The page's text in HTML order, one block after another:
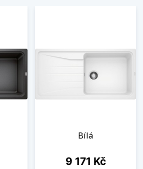
Bílá
Cena
9 171 Kč